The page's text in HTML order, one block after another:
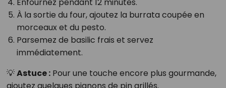
Enfournez pendant 12 minutes.
À la sortie du four, ajoutez la burrata coupée en
morceaux et du pesto.
Parsemez de basilic frais et servez
immédiatement.
💡Astuce :Pour une touche encore plus gourmande,